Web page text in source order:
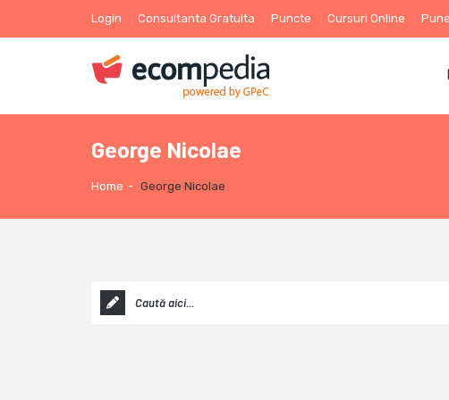
Login Consultanta Gratuita Puncte Cursuri Online
George Nicolae
Home - George Nicolae